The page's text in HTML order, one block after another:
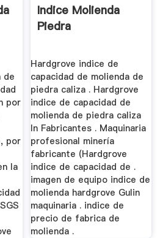
de
por
por
la
Indice Molienda
Piedra
Hardgrove indice de
capacidad de molienda de
piedra caliza . Hardgrove
indice de capacidad de
molienda de piedra caliza
In Fabricantes . Maquinaria
profesional minería
fabricante (Hardgrove
indice de capacidad de .
imagen de equipo indice de
molienda hardgrove Gulin
maquinaria . indice de
precio de fabrica de
molienda .